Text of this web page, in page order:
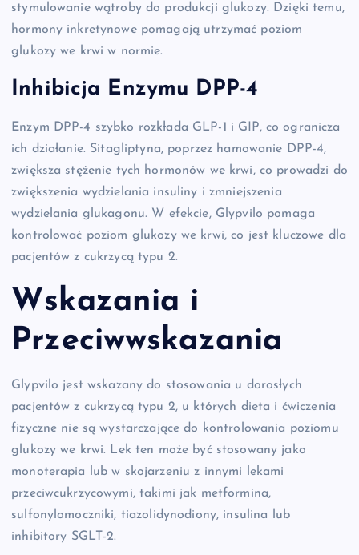
stymulowanie wątroby do produkcji glukozy. Dzięki temu,
hormony inkretynowe pomagają utrzymać poziom
glukozy we krwi w normie.
Inhibicja Enzymu DPP-4
Enzym DPP-4 szybko rozkłada GLP-1 i GIP, co ogranicza
ich działanie. Sitagliptyna, poprzez hamowanie DPP-4,
zwiększa stężenie tych hormonów we krwi, co prowadzi do
zwiększenia wydzielania insuliny i zmniejszenia
wydzielania glukagonu. W efekcie, Glypvilo pomaga
kontrolować poziom glukozy we krwi, co jest kluczowe dla
pacjentów z cukrzycą typu 2.
Wskazania i
Przeciwwskazania
Glypvilo jest wskazany do stosowania u dorosłych
pacjentów z cukrzycą typu 2, u których dieta i ćwiczenia
fizyczne nie są wystarczające do kontrolowania poziomu
glukozy we krwi. Lek ten może być stosowany jako
monoterapia lub w skojarzeniu z innymi lekami
przeciwcukrzycowymi, takimi jak metformina,
sulfonylomoczniki, tiazolidynodiony, insulina lub
inhibitory SGLT-2.